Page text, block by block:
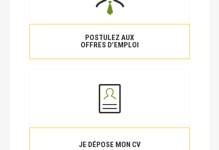
POSTULEZ AUX
OFFRES D’EMPLOI
JE DÉPOSE MON CV